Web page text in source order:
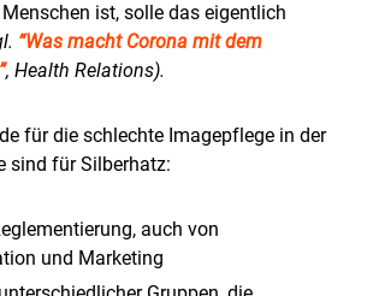
ist, solle das eigentlich
“Was macht Corona mit dem
, Health Relations).
für die schlechte Imagepflege in der
sind für Silberhatz:
auch von
und Marketing